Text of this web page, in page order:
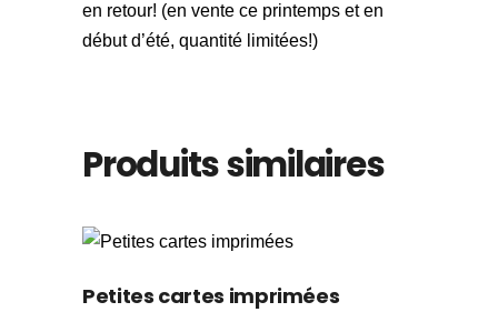
en retour! (en vente ce printemps et en
début d’été, quantité limitées!)
Produits similaires
Petites cartes imprimées